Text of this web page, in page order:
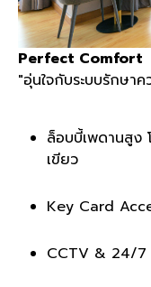
Perfect Comfort
"อุ่นใจกับระบบรักษา
ล็อบบี้เพดานสูง
เขียว
Key Card
CCTV & 24/7